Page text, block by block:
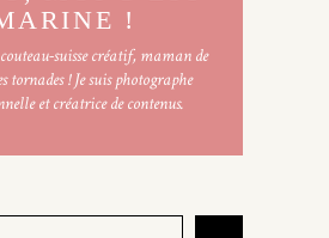
!
suisse créatif, maman de
tornades ! Je suis photographe
et créatrice de contenus.